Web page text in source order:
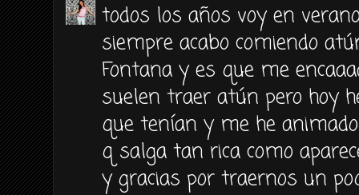
todos los años voy en
siempre acabo comiendo
Fontana y es que me
suelen traer atún pero hoy
que tenían y me he
q salga tan rica como
y gracias por traernos un